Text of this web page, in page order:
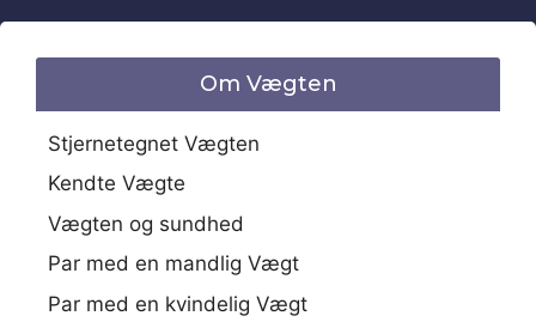
Om Vægten
Stjernetegnet Vægten
Kendte Vægte
Vægten og sundhed
Par med en mandlig Vægt
Par med en kvindelig Vægt